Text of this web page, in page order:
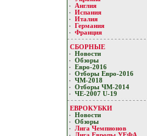
Англия
Испания
Италия
Германия
Франция
СБОРНЫЕ
Новости
Обзоры
Евро-2016
Отборы Евро-2016
ЧМ-2018
Отборы ЧМ-2014
ЧЕ-2007 U-19
ЕВРОКУБКИ
Новости
Обзоры
Лигa Чемпиoнoв